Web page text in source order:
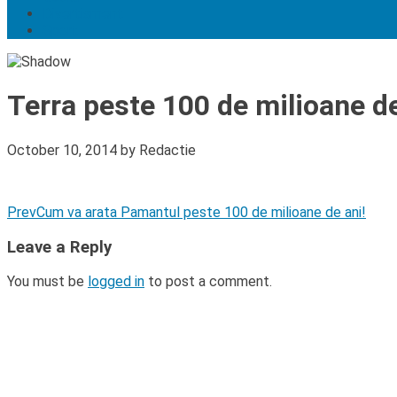
Terra peste 100 de milioane
October 10, 2014 by Redactie
PrevCum va arata Pamantul peste 100 de milioane de ani!
Leave a Reply
You must be logged in to post a comment.